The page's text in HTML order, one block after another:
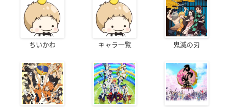
ちいかわ キャラ一覧 鬼滅の刃